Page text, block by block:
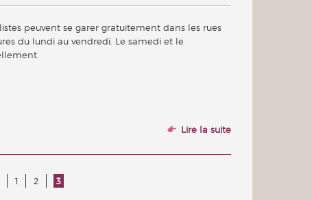
peuvent se garer gratuitement dans les rues
du lundi au vendredi. Le samedi et le
Lire la suite
1 2 3